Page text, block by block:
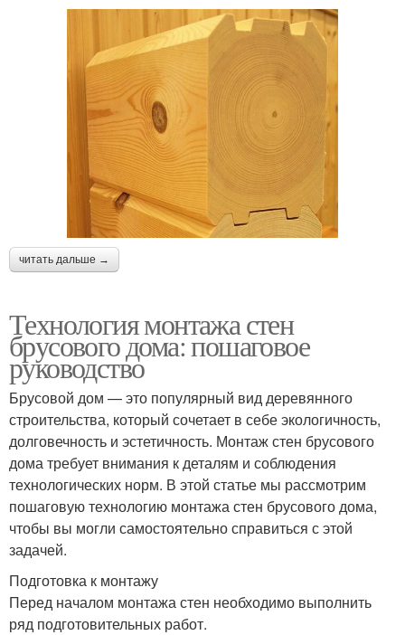
читать дальше →
Технология монтажа стен
брусового дома: пошаговое
руководство
Брусовой дом — это популярный вид деревянного
строительства, который сочетает в себе экологичность,
долговечность и эстетичность. Монтаж стен брусового
дома требует внимания к деталям и соблюдения
технологических норм. В этой статье мы рассмотрим
пошаговую технологию монтажа стен брусового дома,
чтобы вы могли самостоятельно справиться с этой
задачей.
Подготовка к монтажу
Перед началом монтажа стен необходимо выполнить
ряд подготовительных работ.